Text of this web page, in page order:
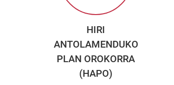
HIRI
ANTOLAMENDUKO
PLAN OROKORRA
(HAPO)